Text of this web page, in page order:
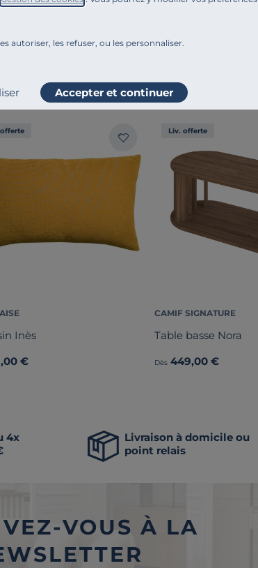
autoriser, les refuser, ou les personnaliser.
Accepter et continuer
au comparateur
Inès
€
Liv. offerte
CAMIF SIGNATURE
Table basse Nora
Dès 449,00 €
4x
Livraison à domicile ou
point relais
VOUS À LA